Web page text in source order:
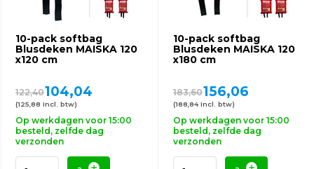
10-pack softbag
Blusdeken MAISKA 120
x120 cm
122,40104,04
(125,88 Incl. btw)
Op werkdagen voor 15:00
besteld, zelfde dag
verzonden
10-pack softbag
Blusdeken MAISKA 120
x180 cm
183,60156,06
(188,84 Incl. btw)
Op werkdagen voor 15:00
besteld, zelfde dag
verzonden